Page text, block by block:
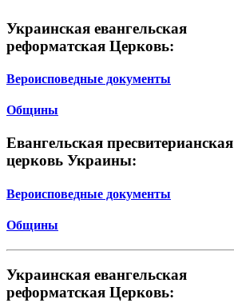
Украинская евангельская
реформатская Церковь:
Вероисповедные документы
Общины
Евангельская пресвитерианская
церковь Украины:
Вероисповедные документы
Общины
Украинская евангельская
реформатская Церковь: